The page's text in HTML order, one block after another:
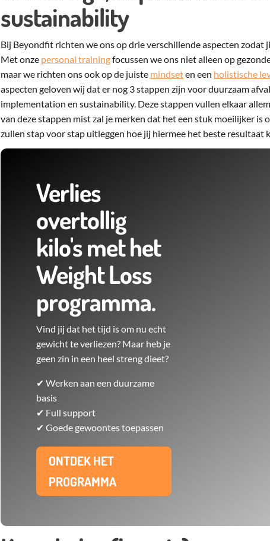
sustainability
Bij Beyondfit richten we ons op drie verschillende aspecten zodat
Met onze personal trainingfocussen we ons niet alleen op
maar we richten ons ook op de juiste mindseten een holistische
aspecten geloven wij dat er nog 3 stappen zijn voor duurzaam
implementation en sustainability. Deze stappen vullen elkaar
van deze stappen mist zal je merken dat het een stuk moeilijker is
zullen stap voor stap uitleggen hoe jij hiermee het beste resultaat
Verlies
overtollig
kilo's met het
Weight Loss
programma.
Vind jij dat het tijd is om nu echt
gewicht te verliezen? Maar heb je
geen zin in een heel streng dieet?
✔ Werken aan een duurzame
basis
✔ Full support
✔ Goede gewoontes toepassen
ONTDEK HET
PROGRAMMA